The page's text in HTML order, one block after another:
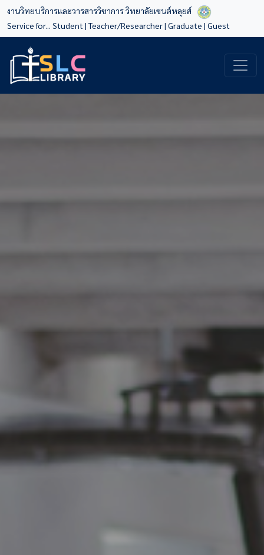
งานวิทยบริการและวารสารวิชาการ วิทยาลัยเซนต์หลุยส์
Service for... Student |Teacher/Researcher| Graduate | Guest